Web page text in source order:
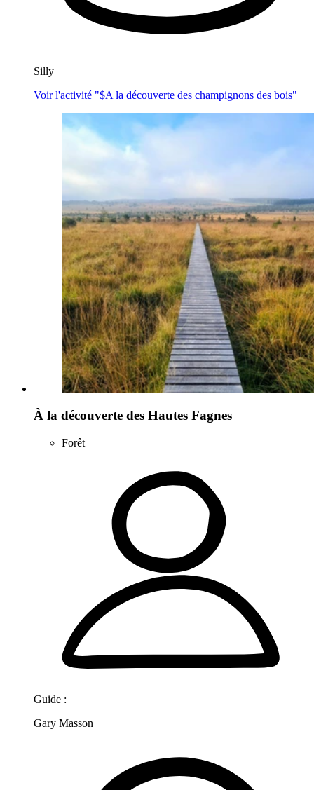
Silly
Voir l'activité "$A la découverte des champignons des bois"
À la découverte des Hautes Fagnes
Forêt
Guide :
Gary Masson